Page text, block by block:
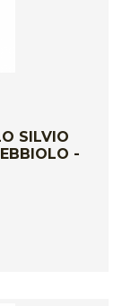
SILVIO
-